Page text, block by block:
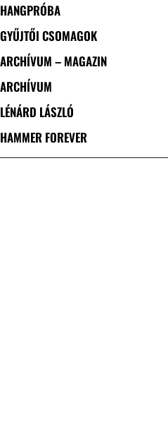
HANGPRÓBA
GYŰJTŐI CSOMAGOK
ARCHÍVUM – MAGAZIN
ARCHÍVUM
LÉNÁRD LÁSZLÓ
HAMMER FOREVER